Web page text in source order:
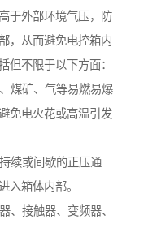
于外部环境气压，防
，从而避免电控箱内
但不限于以下方面：
煤矿、气等易燃易爆
免电火花或高温引发
续或间歇的正压通
入箱体内部。
、接触器、变频器、